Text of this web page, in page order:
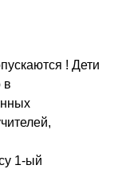
! Дети
в
1-ый